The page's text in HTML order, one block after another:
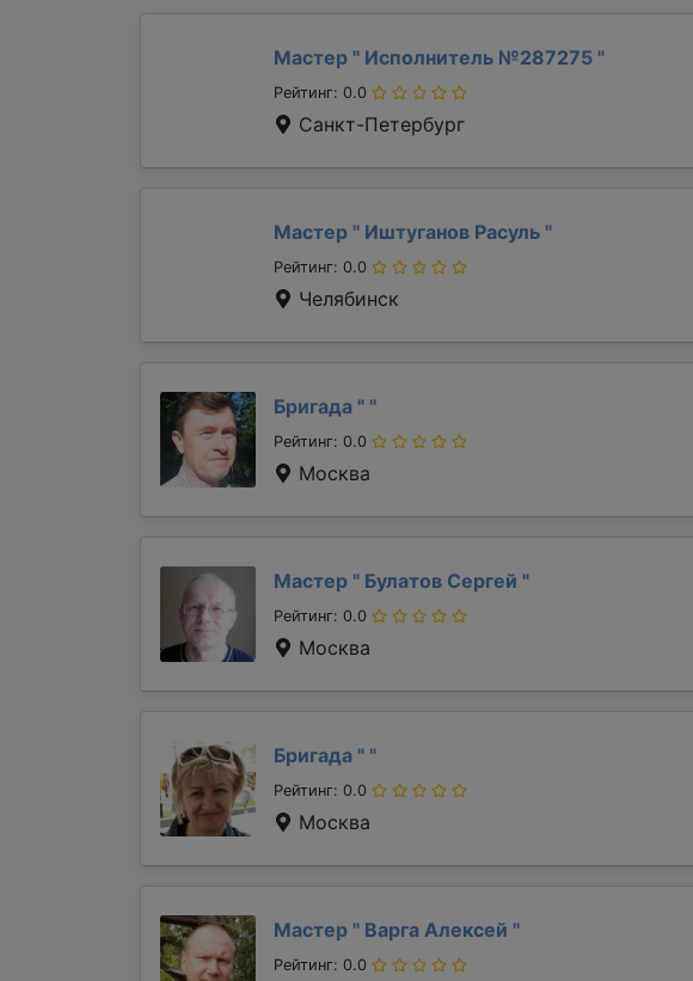
Мастер " Исполнитель №287275 "
Рейтинг: 0.0
Санкт-Петербург
Мастер " Иштуганов Расуль "
Рейтинг: 0.0
Челябинск
Бригада " "
Рейтинг: 0.0
Москва
Мастер " Булатов Сергей "
Рейтинг: 0.0
Москва
Бригада " "
Рейтинг: 0.0
Москва
Мастер " Варга Алексей "
Рейтинг: 0.0